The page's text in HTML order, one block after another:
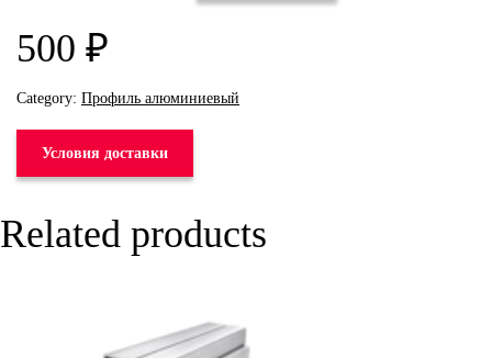
500 ₽
Category: Профиль алюминиевый
Условия доставки
Related products